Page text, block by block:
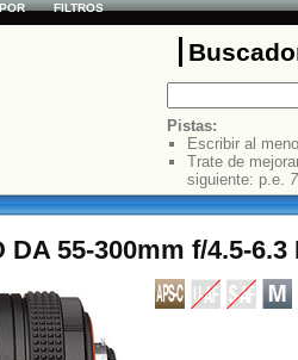
FILTROS
Pistas:
Escribir al
Trate de
siguiente: p.e.
DA 55-300mm f/4.5-6.3